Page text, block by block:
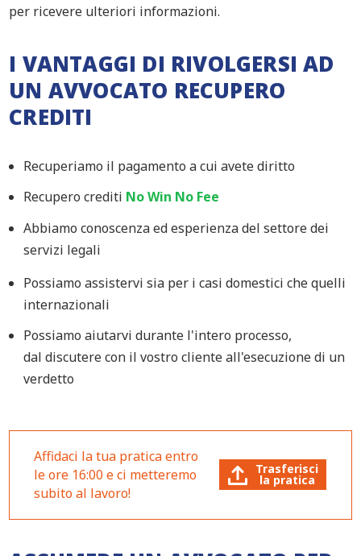
per ricevere ulteriori informazioni.
I VANTAGGI DI RIVOLGERSI AD
UN AVVOCATO RECUPERO
CREDITI
Recuperiamo il pagamento a cui avete diritto
Recupero crediti NoWin No Fee
Abbiamo conoscenza ed esperienza del settore dei
servizi legali
Possiamo assistervi sia per i casi domestici che quelli
internazionali
Possiamo aiutarvi durante l'intero processo,
dal discuterecon il vostro cliente all'esecuzione di un
verdetto
Affidaci la tua pratica entro
le ore 16:00 e ci metteremo
subito al lavoro!
Trasferisci
la pratica